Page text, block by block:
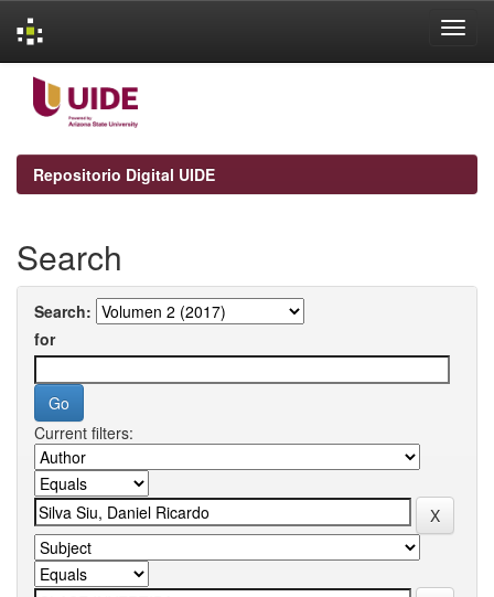
navigation
Repositorio Digital UIDE
Search
Search:
for
Current filters: